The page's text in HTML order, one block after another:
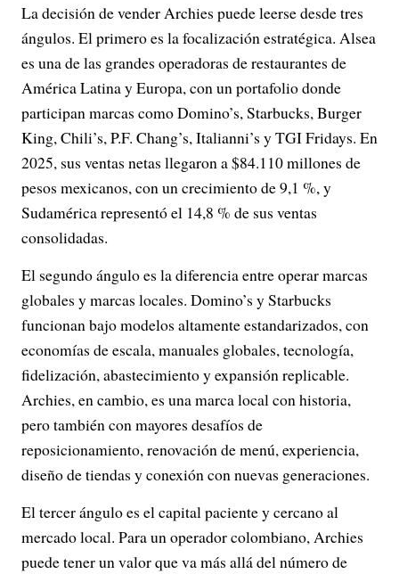
La decisión de vender Archies puede leerse desde tres
ángulos. El primero es la focalización estratégica. Alsea
es una de las grandes operadoras de restaurantes de
América Latina y Europa, con un portafolio donde
participan marcas como Domino’s, Starbucks, Burger
King, Chili’s, P.F. Chang’s, Italianni’s y TGI Fridays. En
2025, sus ventas netas llegaron a $84.110 millones de
pesos mexicanos, con un crecimiento de 9,1 %, y
Sudamérica representó el 14,8 % de sus ventas
consolidadas.
El segundo ángulo es la diferencia entre operar marcas
globales y marcas locales. Domino’s y Starbucks
funcionan bajo modelos altamente estandarizados, con
economías de escala, manuales globales, tecnología,
fidelización, abastecimiento y expansión replicable.
Archies, en cambio, es una marca local con historia,
pero también con mayores desafíos de
reposicionamiento, renovación de menú, experiencia,
diseño de tiendas y conexión con nuevas generaciones.
El tercer ángulo es el capital paciente y cercano al
mercado local. Para un operador colombiano, Archies
puede tener un valor que va más allá del número de